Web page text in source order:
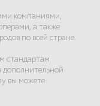
компаниями,
а также
по всей стране.
стандартам
дополнительной
вы можете